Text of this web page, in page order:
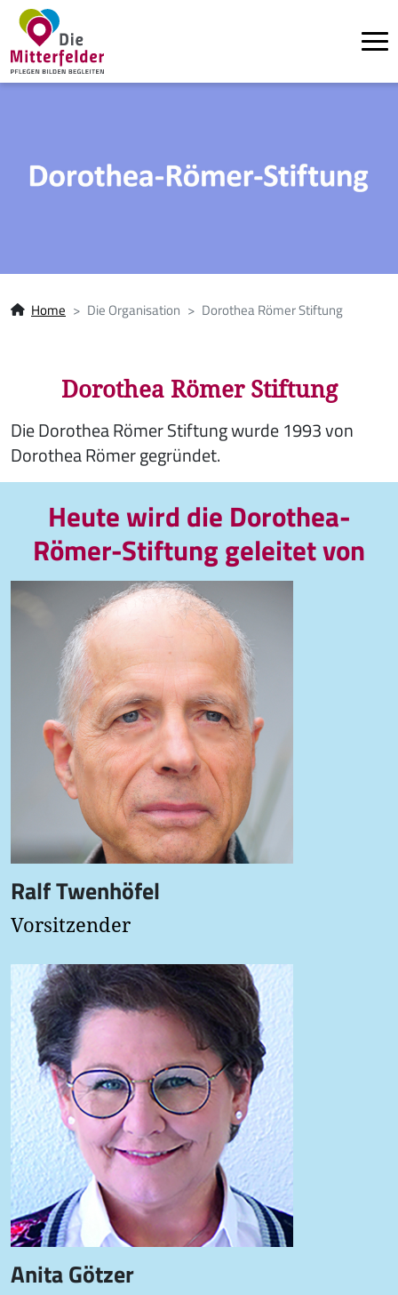
Direkt zum Inhalt
Pfadnavigation
Home Die Organisation Dorothea Römer Stiftung
Dorothea Römer Stiftung
Die Dorothea Römer Stiftung wurde 1993 von
Dorothea Römer gegründet.
Heute wird die Dorothea-
Römer-Stiftung geleitet von
Ralf Twenhöfel
Vorsitzender
Anita Götzer